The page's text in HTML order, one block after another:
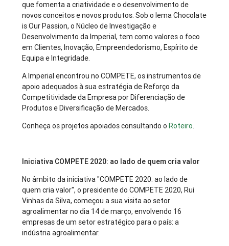
que fomenta a criatividade e o desenvolvimento de
novos conceitos e novos produtos. Sob o lema Chocolate
is Our Passion, o Núcleo de Investigação e
Desenvolvimento da Imperial, tem como valores o foco
em Clientes, Inovação, Empreendedorismo, Espírito de
Equipa e Integridade.
A Imperial encontrou no COMPETE, os instrumentos de
apoio adequados à sua estratégia de Reforço da
Competitividade da Empresa por Diferenciação de
Produtos e Diversificação de Mercados.
Conheça os projetos apoiados consultando o Roteiro.
Iniciativa COMPETE 2020: ao lado de quem cria valor
No âmbito da iniciativa "COMPETE 2020: ao lado de
quem cria valor", o presidente do COMPETE 2020, Rui
Vinhas da Silva, começou a sua visita ao setor
agroalimentar no dia 14 de março, envolvendo 16
empresas de um setor estratégico para o país: a
indústria agroalimentar.